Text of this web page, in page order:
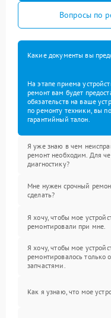
Вопросы по
Какие документы вы
На этапе приема
ремонт вам будет
обязательств на ваше
по ремонту техники, вы
гарантийный талон.
Я уже знаю в чем
ремонт необходим. Для
диагностику?
Мне нужен срочный
сделать?
Я хочу, чтобы мое
ремонтировали при мне.
Я хочу, чтобы мое
ремонтировалось только
запчастями.
Как я узнаю, что мое